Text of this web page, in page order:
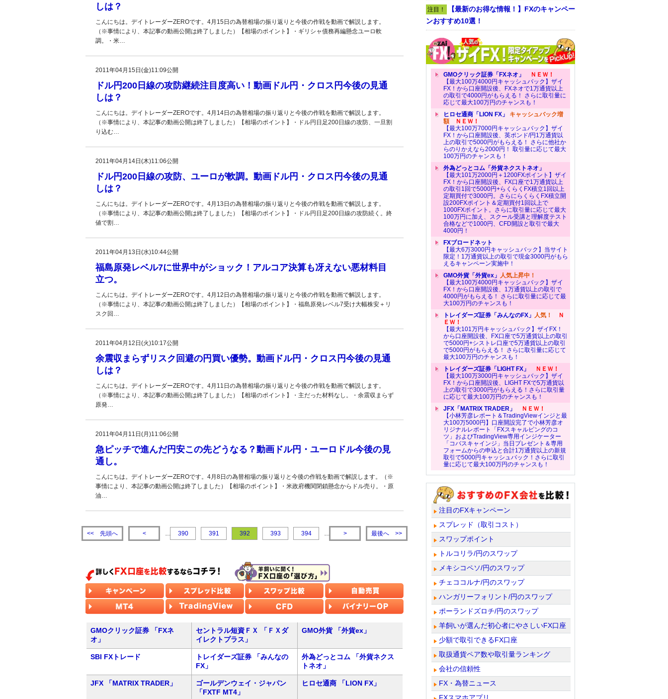
しは？
こんにちは。デイトレーダーZEROです。4月15日の為替相場の振り返りと今後の作戦を動画で解説します。
（※事情により、本記事の動画公開は終了しました）【相場のポイント】・ギリシャ債務再編懸念ユーロ軟
調。・米…
2011年04月15日(金)11:09公開
ドル円200日線の攻防継続注目度高い！動画ドル円・クロス円今後の見通
しは？
こんにちは。デイトレーダーZEROです。4月14日の為替相場の振り返りと今後の作戦を動画で解説します。
（※事情により、本記事の動画公開は終了しました）【相場のポイント】・ドル円日足200日線の攻防、一旦割
り込む…
2011年04月14日(木)11:06公開
ドル円200日線の攻防、ユーロが軟調。動画ドル円・クロス円今後の見通
しは？
こんにちは。デイトレーダーZEROです。4月13日の為替相場の振り返りと今後の作戦を動画で解説します。
（※事情により、本記事の動画公開は終了しました）【相場のポイント】・ドル円日足200日線の攻防続く。終
値で割…
2011年04月13日(水)10:44公開
福島原発レベル7に世界中がショック！アルコア決算も冴えない悪材料目
立つ。
こんにちは。デイトレーダーZEROです。4月12日の為替相場の振り返りと今後の作戦を動画で解説します。
（※事情により、本記事の動画公開は終了しました）【相場のポイント】・福島原発レベル7受け大幅株安＋リ
スク回…
2011年04月12日(火)10:17公開
余震収まらずリスク回避の円買い優勢。動画ドル円・クロス円今後の見通
しは？
こんにちは。デイトレーダーZEROです。4月11日の為替相場の振り返りと今後の作戦を動画で解説します。
（※事情により、本記事の動画公開は終了しました）【相場のポイント】・主だった材料なし。・余震収まらず
原発…
2011年04月11日(月)11:06公開
急ピッチで進んだ円安この先どうなる？動画ドル円・ユーロドル今後の見
通し。
こんにちは。デイトレーダーZEROです。4月8日の為替相場の振り返りと今後の作戦を動画で解説します。（※
事情により、本記事の動画公開は終了しました）【相場のポイント】・米政府機関閉鎖懸念からドル売り。・原
油…
<< 先頭へ < … 390 391 392 393 394 … > 最後へ >>
GMOクリック証券 「FXネ
オ」
セントラル短資ＦＸ 「ＦＸダ
イレクトプラス」
GMO外貨 「外貨ex」
SBI FXトレード
トレイダーズ証券 「みんなの
FX」
外為どっとコム 「外貨ネクス
トネオ」
JFX 「MATRIX TRADER」
ゴールデンウェイ・ジャパン
「FXTF MT4」
ヒロセ通商 「LION FX」
注目！ 【最新のお得な情報！】FXのキャンペー
ンおすすめ10選！
GMOクリック証券「FXネオ」
ＮＥＷ！
【最大100万4000円キャッシュバック】ザイ
FX！から口座開設後、FXネオで1万通貨以上
の取引で4000円がもらえる！ さらに取引量に
応じて最大100万円のチャンスも！
ヒロセ通商「LION FX」 キャッシュバック増
額ＮＥＷ！
【最大100万7000円キャッシュバック】ザイ
FX！から口座開設後、英ポンド/円1万通貨以
上の取引で5000円がもらえる！ さらに他社か
らのりかえなら2000円！ 取引量に応じて最大
100万円のチャンスも！
外為どっとコム「外貨ネクストネオ」
【最大101万2000円＋1200FXポイント】ザイ
FX！から口座開設後、FX口座で1万通貨以上
の取引1回で5000円+らくらくFX積立1回以上
定期買付で3000円。さらにらくらくFX積立開
設200FXポイント＆定期買付1回以上で
1000FXポイント。さらに取引量に応じて最大
100万円に加え、スクール受講と理解度テスト
合格などで1000円、CFD開設と取引で最大
4000円！
FXブロードネット
【最大6万3000円キャッシュバック】当サイト
限定！1万通貨以上の取引で現金3000円がもら
えるキャンペーン実施中！
GMO外貨「外貨ex」 人気上昇中！
【最大100万4000円キャッシュバック】ザイ
FX！から口座開設後、1万通貨以上の取引で
4000円がもらえる！ さらに取引量に応じて最
大100万円のチャンスも！
トレイダーズ証券「みんなのFX」 人気！
Ｎ
ＥＷ！
【最大101万円キャッシュバック】ザイFX！
から口座開設後、FX口座で5万通貨以上の取引
で5000円+シストレ口座で5万通貨以上の取引
で5000円がもらえる！ さらに取引量に応じて
最大100万円のチャンスも！
トレイダーズ証券「LIGHT FX」
ＮＥＷ！
【最大100万3000円キャッシュバック】ザイ
FX！から口座開設後、LIGHT FXで5万通貨以
上の取引で3000円がもらえる！さらに取引量
に応じて最大100万円のチャンスも！
JFX「MATRIX TRADER」
ＮＥＷ！
【小林芳彦レポート＆TradingViewインジと最
大100万5000円】口座開設完了で小林芳彦オ
リジナルレポート「FXスキャルピングのコ
ツ」およびTradingView専用インジケーター
「コバスキャインジ」当日プレゼント＆専用
フォームからの申込と合計1万通貨以上の新規
取引で5000円キャッシュバック！さらに取引
量に応じて最大100万円のチャンスも！
注目のFXキャンペーン
スプレッド（取引コスト）
スワップポイント
トルコリラ/円のスワップ
メキシコペソ/円のスワップ
チェココルナ/円のスワップ
ハンガリーフォリント/円のスワップ
ポーランドズロチ/円のスワップ
羊飼いが選んだ初心者にやさしいFX口座
少額で取引できるFX口座
取扱通貨ペア数や取引量ランキング
会社の信頼性
FX・為替ニュース